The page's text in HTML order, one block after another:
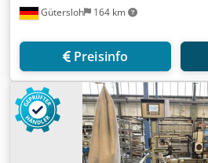
Gütersloh 164 km
Preisinfo